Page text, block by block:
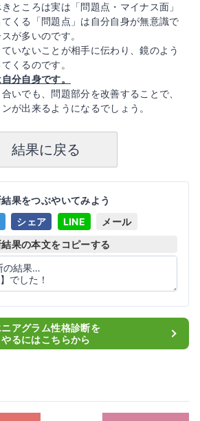
ところは実は「問題点・マイナス面」
くる「問題点」は自分自身が無意識で
が多いのです。
いないことが相手に伝わり、鏡のよう
くるのです。
分自身です。
いでも、問題部分を改善することで、
が出来るようになるでしょう。
結果に戻る
果をつぶやいてみよう
シェア LINE
メール
果の本文をコピーする
ニアグラム性格診断を
やるにはこちらから